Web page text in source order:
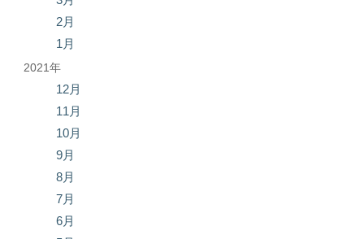
2月
1月
2021年
12月
11月
10月
9月
8月
7月
6月